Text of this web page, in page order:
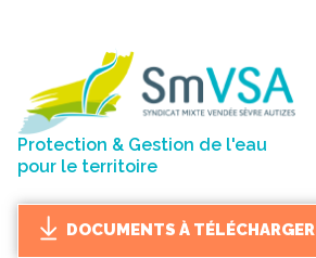
Protection & Gestion de l'eau
pour le territoire
DOCUMENTS À TÉLÉCHARGER